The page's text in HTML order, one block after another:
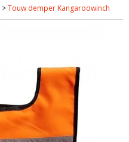
>Touw demper Kangaroowinch